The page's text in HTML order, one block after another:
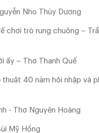
Nho Thùy Dương
chơi trò rung chuông –
ấy – Thơ Thanh Quế
thuật 40 năm hội nhập và
- Thơ Nguyên Hoàng
Mỹ Hồng